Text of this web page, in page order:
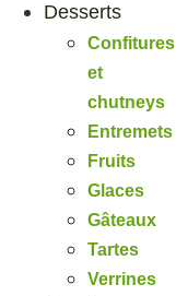
Desserts
Confitures
et
chutneys
Entremets
Fruits
Glaces
Gâteaux
Tartes
Verrines